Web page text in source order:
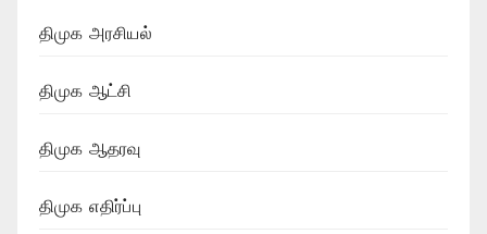
திமுக அரசியல்
திமுக ஆட்சி
திமுக ஆதரவு
திமுக எதிர்ப்பு